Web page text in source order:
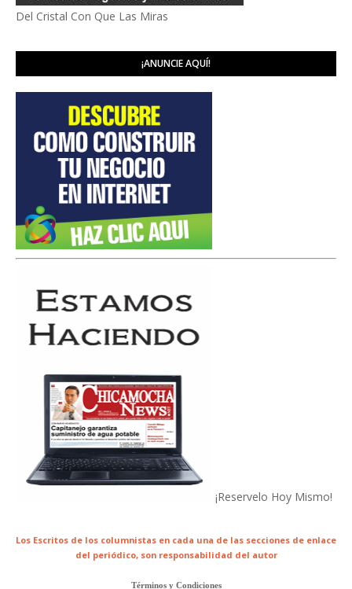
Del Cristal Con Que Las Miras
¡ANUNCIE AQUÍ!
¡Reservelo Hoy Mismo!
Los Escritos de los columnistas en cada una de las secciones de enlace
del periódico, son responsabilidad del autor
Términos y Condiciones